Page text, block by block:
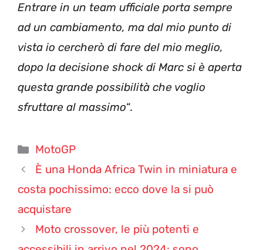
Entrare in un team ufficiale porta sempre
ad un cambiamento, ma dal mio punto di
vista io cercherò di fare del mio meglio,
dopo la decisione shock di Marc si è aperta
questa grande possibilità che voglio
sfruttare al massimo“.
Categorie
MotoGP
È una Honda Africa Twin in miniatura e
costa pochissimo: ecco dove la si può
acquistare
Moto crossover, le più potenti e